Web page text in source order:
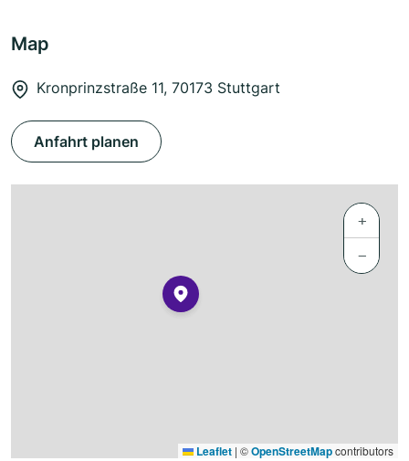
Map
Kronprinzstraße 11, 70173 Stuttgart
Anfahrt planen
+
−
Leaflet | ©OpenStreetMapcontributors